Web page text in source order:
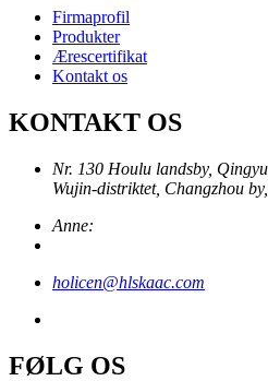
Firmaprofil
Produkter
Ærescertifikat
Kontakt os
KONTAKT OS
Nr. 130 Houlu landsby,
Wujin-distriktet, Changzhou
Anne:
holicen@hlskaac.com
FØLG OS